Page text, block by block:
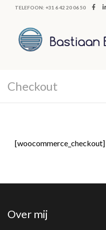
TELEFOON: +31 6 42 20 06 50
Checkout
[woocommerce_checkout]
Over mij